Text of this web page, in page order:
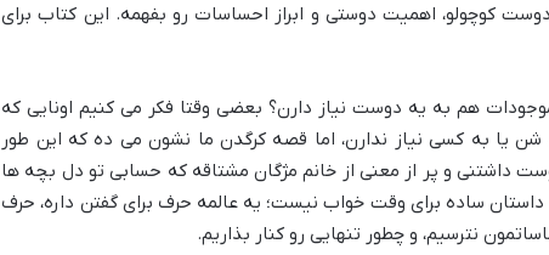
کوچولو، اهمیت دوستی و ابراز احساسات رو بفهمه. این کتاب برای
هم به یه دوست نیاز دارن؟ بعضی وقتا فکر می کنیم اونایی که
یا به کسی نیاز ندارن، اما قصه کرگدن ما نشون می ده که این طور
داشتنی و پر از معنی از خانم مژگان مشتاقه که حسابی تو دل بچه ها
داستان ساده برای وقت خواب نیست؛ یه عالمه حرف برای گفتن داره، حرف
نترسیم، و چطور تنهایی رو کنار بذاریم.